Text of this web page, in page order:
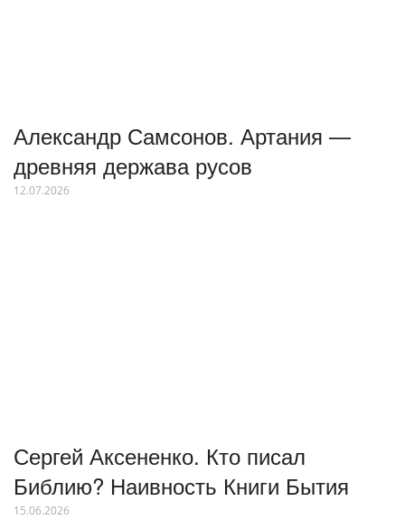
Александр Самсонов. Артания —
древняя держава русов
12.07.2026
Сергей Аксененко. Кто писал
Библию? Наивность Книги Бытия
15.06.2026